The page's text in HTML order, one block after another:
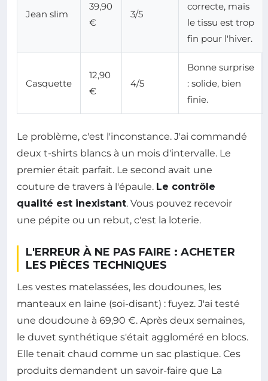
Jean slim
39,90
€
3/5
correcte, mais
le tissu est trop
fin pour l'hiver.
Casquette
12,90
€
4/5
Bonne surprise
: solide, bien
finie.
Le problème, c'est l'inconstance. J'ai commandé
deux t-shirts blancs à un mois d'intervalle. Le
premier était parfait. Le second avait une
couture de travers à l'épaule. Le contrôle
qualité est inexistant. Vous pouvez recevoir
une pépite ou un rebut, c'est la loterie.
L'ERREUR À NE PAS FAIRE : ACHETER
LES PIÈCES TECHNIQUES
Les vestes matelassées, les doudounes, les
manteaux en laine (soi-disant) : fuyez. J'ai testé
une doudoune à 69,90 €. Après deux semaines,
le duvet synthétique s'était aggloméré en blocs.
Elle tenait chaud comme un sac plastique. Ces
produits demandent un savoir-faire que La